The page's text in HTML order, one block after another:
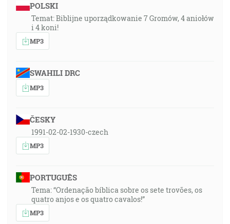
POLSKI
Temat: Biblijne uporządkowanie 7 Gromów, 4 aniołów
i 4 koni!
MP3
SWAHILI DRC
MP3
ČESKY
1991-02-02-1930-czech
MP3
PORTUGUÊS
Tema: “Ordenação bíblica sobre os sete trovões, os
quatro anjos e os quatro cavalos!”
MP3